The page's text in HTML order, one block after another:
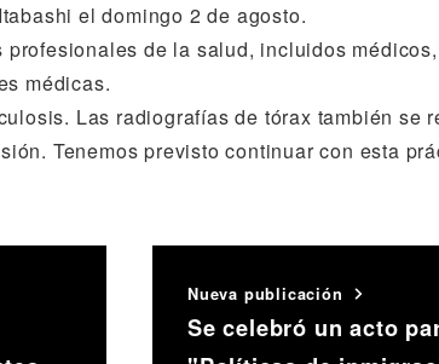
el domingo 2 de agosto.
de la salud, incluidos
médicas.
Las radiografías de tórax también se
Tenemos previsto continuar con esta
Nueva publicación
Se celebró un acto